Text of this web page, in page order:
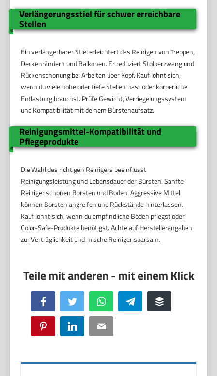
Verlängerungsstiel für schwer erreichbare
Stellen
Ein verlängerbarer Stiel erleichtert das Reinigen von Treppen,
Deckenrändern und Balkonen. Er reduziert Stolperzwang und
Rückenschonung bei Arbeiten über Kopf. Kauf lohnt sich,
wenn du viele hohe oder tiefe Stellen hast oder körperliche
Entlastung brauchst. Prüfe Gewicht, Verriegelungssystem
und Kompatibilität mit deinem Bürstenaufsatz.
Reinigungsmittel-Kompatibilität und
Pflegeprodukte
Die Wahl des richtigen Reinigers beeinflusst
Reinigungsleistung und Lebensdauer der Bürsten. Sanfte
Reiniger schonen Borsten und Boden. Aggressive Mittel
können Borsten angreifen und Rückstände hinterlassen.
Kauf lohnt sich, wenn du empfindliche Böden pflegst oder
Color-Safe-Produkte benötigst. Achte auf Herstellerangaben
zur Verträglichkeit und mische Reiniger sparsam.
Facebook Twitter WhatsApp Telegram Buffer
Pinterest LinkedIn Email